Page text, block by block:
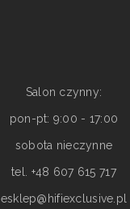
Salon czynny:
pon-pt: 9:00 - 17:00
sobota nieczynne
tel. +48 607 615 717
esklep@hifiexclusive.pl